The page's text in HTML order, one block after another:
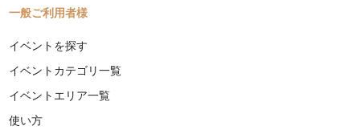
一般ご利用者様
イベントを探す
イベントカテゴリ一覧
イベントエリア一覧
使い方